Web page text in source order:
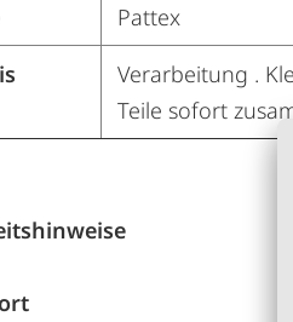
Pattex
Verarbeitung .
Teile sofort